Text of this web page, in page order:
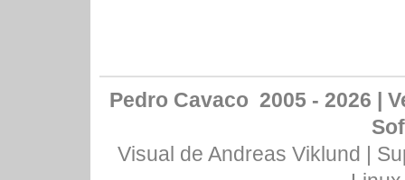
Pedro Cavaco 2005 - 2026 |
Visual de Andreas Viklund |